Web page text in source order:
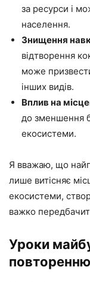
за ресурси і
населення.
Знищення
відтворення
може
інших видів.
Вплив на
до зменшення
екосистеми.
Я вважаю, що
лише витісняє
екосистеми,
важко
Уроки
повторенню